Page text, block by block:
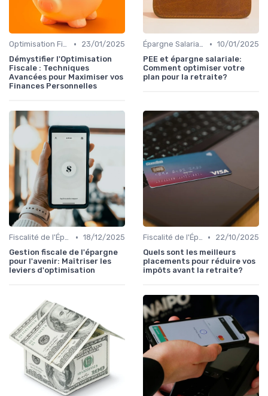
Optimisation Fiscale •
23/01/2025
Démystifier l'Optimisation
Fiscale : Techniques
Avancées pour Maximiser vos
Finances Personnelles
Épargne Salariale et PEE • 10/01/2025
PEE et épargne salariale:
Comment optimiser votre
plan pour la retraite?
Fiscalité de l'Épargne • 18/12/2025
Gestion fiscale de l'épargne
pour l'avenir: Maîtriser les
leviers d'optimisation
Fiscalité de l'Épargne •
22/10/2025
Quels sont les meilleurs
placements pour réduire vos
impôts avant la retraite?